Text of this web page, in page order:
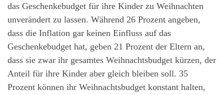
das Geschenkebudget für ihre Kinder zu Weihnachten
unverändert zu lassen. Während 26 Prozent angeben,
dass die Inflation gar keinen Einfluss auf das
Geschenkebudget hat, geben 21 Prozent der Eltern an,
dass sie zwar ihr gesamtes Weihnachtsbudget kürzen, der
Anteil für ihre Kinder aber gleich bleiben soll. 35
Prozent können ihr Weihnachtsbudget konstant halten,